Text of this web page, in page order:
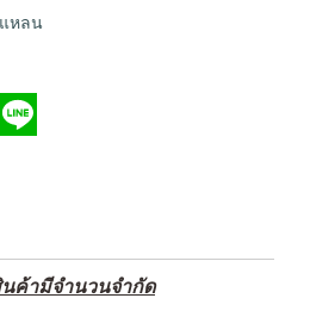
หลน
ค้ามีจำนวนจำกัด